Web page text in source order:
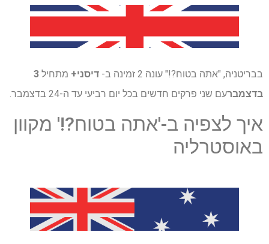
בבריטניה, "אתה בטוח?!" עונה 2 זמינה ב- דיסני+ מתחיל 3
בדצמברעם שני פרקים חדשים בכל יום רביעי עד ה-24 בדצמבר.
איך לצפיה ב-'אתה בטוח?!' מקוון
באוסטרליה